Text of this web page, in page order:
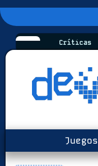
Críticas
Juegos